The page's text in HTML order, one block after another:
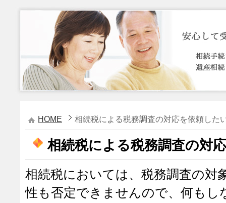
HOME 相続税による税務調査の対応を依頼した
相続税による税務調査の対
相続税においては、税務調査の対
性も否定できませんので、何もし